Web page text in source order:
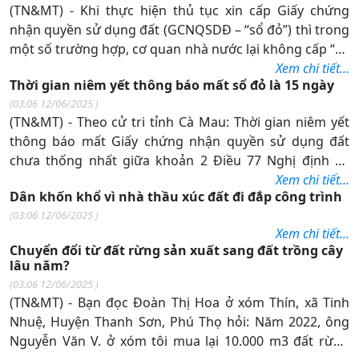
(TN&MT) - Khi thực hiện thủ tục xin cấp Giấy chứng
nhận quyền sử dụng đất (GCNQSDĐ – “sổ đỏ”) thì trong
một số trường hợp, cơ quan nhà nước lại không cấp “sổ
đỏ”. Vậy nguyên nhân do đâu mà người sử dụng đất
không được cấp “sổ đỏ”?
Xem chi tiết...
Thời gian niêm yết thông báo mất sổ đỏ là 15 ngày
(03:06 12/06/2025 )
(TN&MT) - Theo cử tri tỉnh Cà Mau: Thời gian niêm yết
thông báo mất Giấy chứng nhận quyền sử dụng đất
chưa thống nhất giữa khoản 2 Điều 77 Nghị định số
43/2014/NĐCP ngày 15 tháng 5 năm 2014 của Chính
phủ (30 ngày) với điểm b khoản 2 Điều 10 Thông tư số
24/2014/TT-BTNMT ngày 19 tháng 5 năm 2014 của Bộ
trưởng Bộ Tài nguyên và Môi trường (15 ngày). Kiến
nghị quy định thống nhất thời gian thực hiện theo
hướng: “Thời gian niêm yết Thông báo việc mất Giấy
chứng nhận quyền sử dụng đất trong thời gian 30
ngày”.
Xem chi tiết...
Dân khốn khổ vì nhà thầu xúc đất đi đắp công trình
(03:06 12/06/2025 )
Xem chi tiết...
Chuyển đổi từ đất rừng sản xuất sang đất trồng cây
lâu năm?
(03:06 12/06/2025 )
(TN&MT) - Bạn đọc Đoàn Thị Hoa ở xóm Thín, xã Tinh
Nhuệ, Huyện Thanh Sơn, Phú Thọ hỏi: Năm 2022, ông
Nguyễn Văn V. ở xóm tôi mua lại 10.000 m3 đất rừng